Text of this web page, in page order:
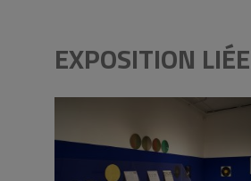
EXPOSITION LIÉE